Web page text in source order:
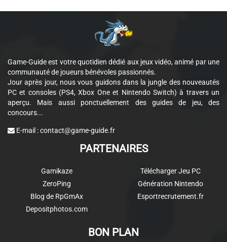
Game-Guide est votre quotidien dédié aux jeux vidéo, animé par une
communauté de joueurs bénévoles passionnés.
Jour après jour, nous vous guidons dans la jungle des nouveautés
PC et consoles (PS4, Xbox One et Nintendo Switch) à travers un
aperçu. Mais aussi ponctuellement des guides de jeu, des
concours...
E-mail :contact@game-guide.fr
PARTENAIRES
Gamikaze
ZeroPing
Blog de RpGmAx
Depositphotos.com
Télécharger Jeu PC
Génération Nintendo
Esportrecrutement.fr
BON PLAN